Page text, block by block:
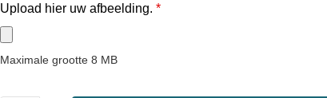
Upload hier uw afbeelding. *
Maximale grootte 8 MB